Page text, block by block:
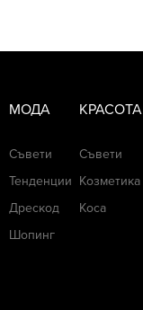
МОДА
Съвети
Тенденции
Дрескод
Шопинг
КРАСОТА
Съвети
Козметика
Коса